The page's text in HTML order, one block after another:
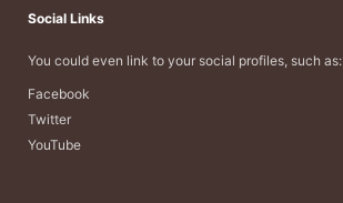
Social Links
You could even link to your social profiles, such as:
Facebook
Twitter
YouTube